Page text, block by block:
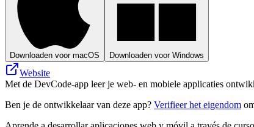
Downloaden voor macOS Downloaden voor Windows
Website
Met de DevCode-app leer je web- en mobiele applicaties
Ben je de ontwikkelaar van deze app? Verifieer het eigendom